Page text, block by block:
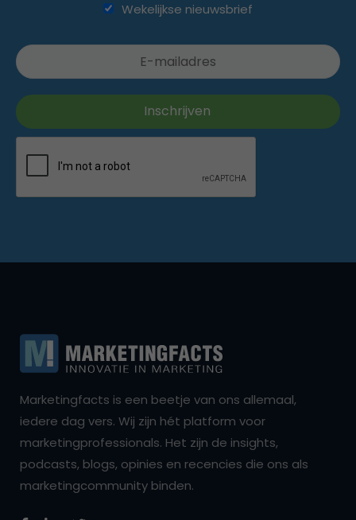
Wekelijkse nieuwsbrief
Marketingfacts is een beetje van ons allemaal,
iedere dag vers. Wij zijn hét platform voor
marketingprofessionals. Het zijn de insights,
podcasts, blogs, opinies en recencies die ons als
marketingcommunity binden.